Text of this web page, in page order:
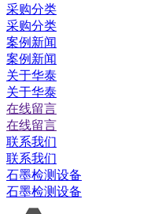
采购分类
采购分类
案例新闻
案例新闻
关于华泰
关于华泰
在线留言
在线留言
联系我们
联系我们
石墨检测设备
石墨检测设备